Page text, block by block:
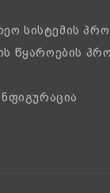
სისტემის
წყაროების